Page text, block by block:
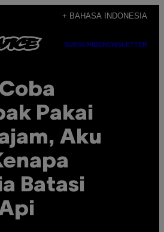
+ BAHASA INDONESIA
SUBSCRIBENEWSLETTER
Pakai
Aku
Batasi